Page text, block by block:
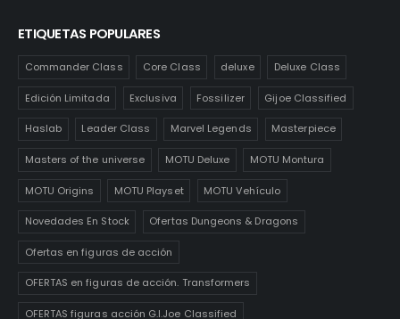
ETIQUETAS POPULARES
Commander Class Core Class deluxe Deluxe Class
Edición Limitada Exclusiva Fossilizer Gijoe Classified
Haslab Leader Class Marvel Legends Masterpiece
Masters of the universe MOTU Deluxe MOTU Montura
MOTU Origins MOTU Playset MOTU Vehículo
Novedades En Stock Ofertas Dungeons & Dragons
Ofertas en figuras de acción
OFERTAS en figuras de acción. Transformers
OFERTAS figuras acción G.I.Joe Classified